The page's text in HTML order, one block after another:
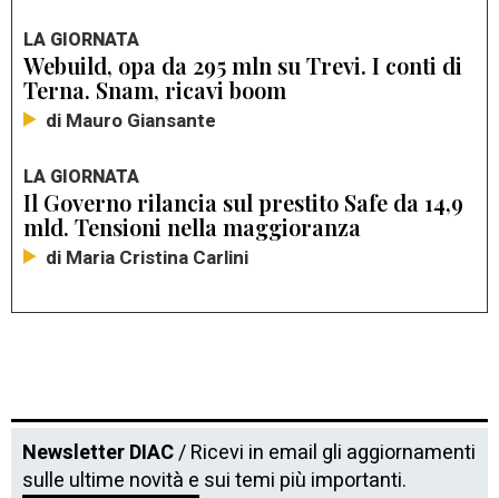
LA GIORNATA
Webuild, opa da 295 mln su Trevi. I conti di
Terna. Snam, ricavi boom
di Mauro Giansante
LA GIORNATA
Il Governo rilancia sul prestito Safe da 14,9
mld. Tensioni nella maggioranza
di Maria Cristina Carlini
Newsletter DIAC/ Ricevi in email gli aggiornamenti
sulle ultime novità e sui temi più importanti.